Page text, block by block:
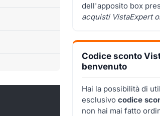
dell'apposito box
acquisti VistaExpert
Codice sconto
benvenuto
Hai la possibilità di
esclusivo codice
non hai mai fatto